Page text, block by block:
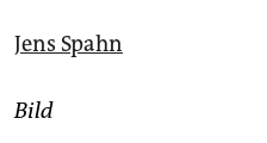
Jens Spahn
Bild